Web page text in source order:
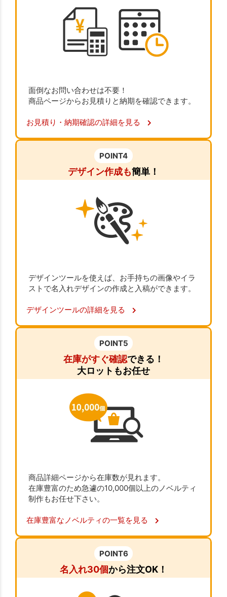
面倒なお問い合わせは不要！
商品ページからお見積りと納期を確認できます。
お見積り・納期確認の詳細を見る
POINT4
デザイン作成も簡単！
デザインツールを使えば、お手持ちの画像やイラ
ストで名入れデザインの作成と入稿ができます。
デザインツールの詳細を見る
POINT5
在庫がすぐ確認できる！
大ロットもお任せ
商品詳細ページから在庫数が見れます。
在庫豊富のため急遽の10,000個以上のノベルティ
制作もお任せ下さい。
在庫豊富なノベルティの一覧を見る
POINT6
名入れ30個から注文OK！